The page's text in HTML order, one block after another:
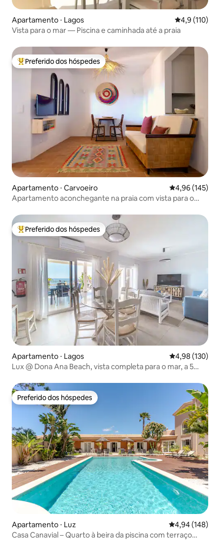
Apartamento ⋅ Lagos 4,9 de uma
4,9 (110)
Vista para o mar — Piscina e caminhada até a praia
Entre os melhores preferidos dos hóspedes
Preferido dos hóspedes
Apartamento ⋅ Carvoeiro 4,96 de uma
4,96 (145)
Apartamento aconchegante na praia com vista para o
Entre os melhores preferidos dos hóspedes
Preferido dos hóspedes
Apartamento ⋅ Lagos 4,98 de uma
4,98 (130)
Lux @ Dona Ana Beach, vista completa para o mar, a 5
Preferido dos hóspedes
Preferido dos hóspedes
Apartamento ⋅ Luz 4,94 de uma
4,94 (148)
Casa Canavial – Quarto à beira da piscina com terraço